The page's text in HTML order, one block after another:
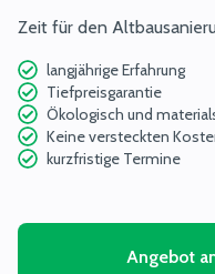
Zeit für den
langjährige Erfahrung
Tiefpreisgarantie
Ökologisch und
Keine versteckten
kurzfristige Termine
Angebot